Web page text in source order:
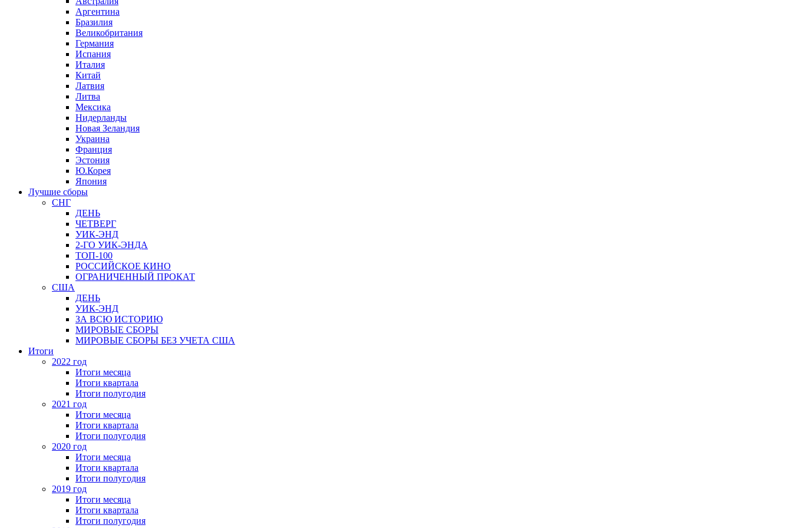
Аргентина
Бразилия
Великобритания
Германия
Испания
Италия
Китай
Латвия
Литва
Мексика
Нидерланды
Новая Зеландия
Украина
Франция
Эстония
Ю.Корея
Япония
Лучшие сборы
СНГ
ДЕНЬ
ЧЕТВЕРГ
УИК-ЭНД
2-ГО УИК-ЭНДА
ТОП-100
РОССИЙСКОЕ КИНО
ОГРАНИЧЕННЫЙ ПРОКАТ
США
ДЕНЬ
УИК-ЭНД
ЗА ВСЮ ИСТОРИЮ
МИРОВЫЕ СБОРЫ
МИРОВЫЕ СБОРЫ БЕЗ УЧЕТА США
Итоги
2022 год
Итоги месяца
Итоги квартала
Итоги полугодия
2021 год
Итоги месяца
Итоги квартала
Итоги полугодия
2020 год
Итоги месяца
Итоги квартала
Итоги полугодия
2019 год
Итоги месяца
Итоги квартала
Итоги полугодия